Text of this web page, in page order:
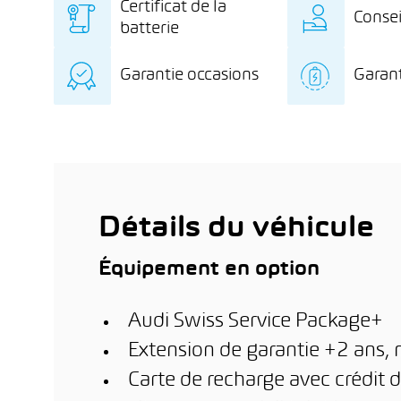
Certificat de la
batterie
indépendant avec
Garantie occasions
Détails du véhicule
Équipement en option
Audi Swiss Service Package+
Extension de garantie +2
Carte de recharge avec crédit